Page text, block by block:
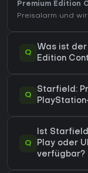
Premium Edition
Preisalarm und
Q
Was ist
Edition
Q
Starfield:
Q
Ist
Play oder
verfügbar?